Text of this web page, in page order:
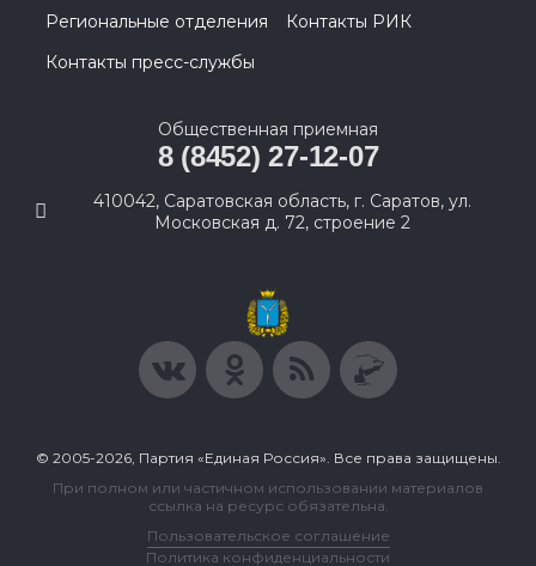
Региональные отделения
Контакты РИК
Контакты пресс-службы
Общественная приемная
8 (8452) 27-12-07
410042, Саратовская область, г. Саратов, ул.
Московская д. 72, строение 2
© 2005-2026, Партия «Единая Россия». Все права защищены.
При полном или частичном использовании материалов
ссылка на ресурс обязательна.
Пользовательское соглашение
Политика конфиденциальности